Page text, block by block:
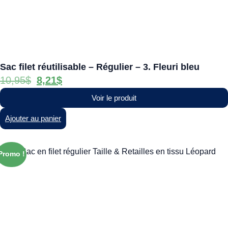
Sac filet réutilisable – Régulier – 3. Fleuri bleu
10,95$ 8,21$
Voir le produit
Ajouter au panier
!